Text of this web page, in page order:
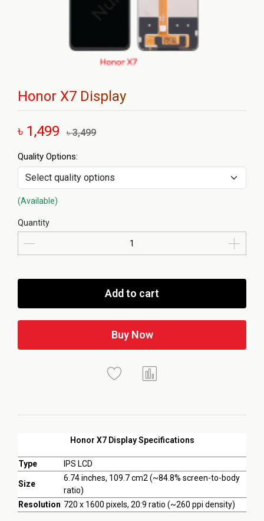
Honor X7 Display
৳ 1,499 ৳ 3,499
Honor X7 Display Specifications
Type IPS LCD
Size
6.74 inches, 109.7 cm2 (~84.8% screen-to-body
ratio)
Resolution 720 x 1600 pixels, 20:9 ratio (~260 ppi density)
Quality Options:
(Available)
Quantity
Add to cart
Buy Now